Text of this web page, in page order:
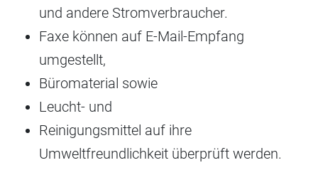
und andere Stromverbraucher.
Faxe können auf E-Mail-Empfang
umgestellt,
Büromaterial sowie
Leucht- und
Reinigungsmittel auf ihre
Umweltfreundlichkeit überprüft werden.